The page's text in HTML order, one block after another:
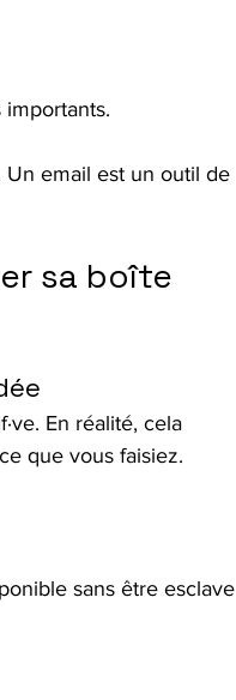
email est un outil de
sa boîte
En réalité, cela
que vous faisiez.
sans être esclave